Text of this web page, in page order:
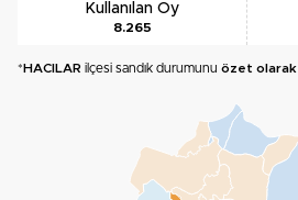
Kullanılan Oy
8.265
*HACILAR ilçesi sandık durumunu özet olarak